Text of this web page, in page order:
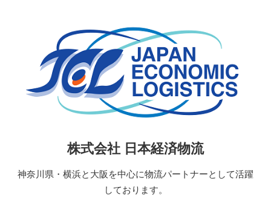
経
株式会社 日本経済物流
神奈川県・横浜と大阪を中心に物流パートナーとして活躍
しております。